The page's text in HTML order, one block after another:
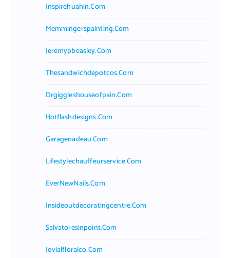
Inspirehuahin.com
Memmingerspainting.com
Jeremypbeasley.com
Thesandwichdepotcos.com
Drgiggleshouseofpain.com
Hotflashdesigns.com
Garagenadeau.com
Lifestylechauffeurservice.com
EverNewNails.com
Insideoutdecoratingcentre.com
Salvatoresinpoint.com
Jovialfloralco.com